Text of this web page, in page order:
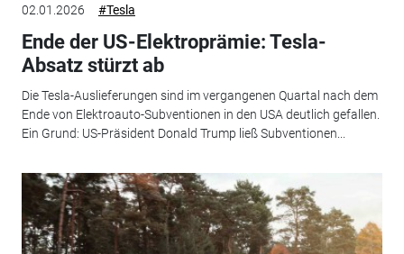
02.01.2026 #Tesla
Ende der US-Elektroprämie: Tesla-
Absatz stürzt ab
Die Tesla-Auslieferungen sind im vergangenen Quartal nach dem
Ende von Elektroauto-Subventionen in den USA deutlich gefallen.
Ein Grund: US-Präsident Donald Trump ließ Subventionen...